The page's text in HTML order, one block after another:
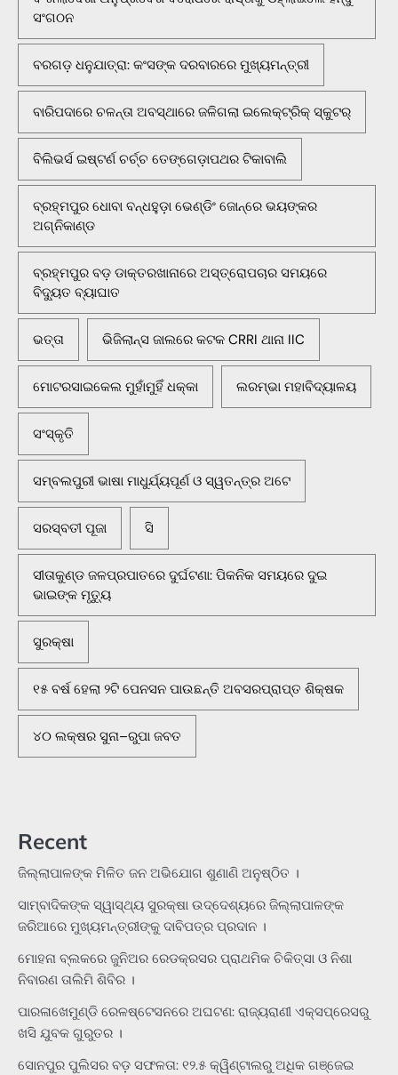
ସଂଗଠନ
ବରଗଡ଼ ଧନୁଯାତ୍ରା: କଂସଙ୍କ ଦରବାରରେ ମୁଖ୍ୟମନ୍ତ୍ରୀ
ବାରିପଦାରେ ଚଳନ୍ତା ଅବସ୍ଥାରେ ଜଳିଗଲା ଇଲେକ୍ଟ୍ରିକ୍ ସ୍କୁଟର୍
ବିଲିଭର୍ସ ଇଷ୍ଟର୍ଣ ଚର୍ଚ୍ଚ ତେଙ୍ଗେଡ଼ାପଥର ଟିକାବାଲି
ବ୍ରହ୍ମପୁର ଧୋବା ବନ୍ଧହୁଡ଼ା ଭେଣ୍ଡିଂ ଜୋନ୍‌ରେ ଭୟଙ୍କର
ଅଗ୍ନିକାଣ୍ଡ
ବ୍ରହ୍ମପୁର ବଡ଼ ଡାକ୍ତରଖାନାରେ ଅସ୍ତ୍ରୋପଚାର ସମୟରେ
ବିଦ୍ୟୁତ ବ୍ୟାଘାତ
ଭତ୍ତା ଭିଜିଲାନ୍ସ ଜାଲରେ କଟକ CRRI ଥାନା IIC
ମୋଟରସାଇକେଲ ମୁହାଁମୁହିଁ ଧକ୍କା ଲରମ୍ଭା ମହାବିଦ୍ୟାଳୟ
ସଂସ୍କୃତି
ସମ୍ବଲପୁରୀ ଭାଷା ମାଧୁର୍ଯ୍ୟପୂର୍ଣ ଓ ସ୍ୱତନ୍ତ୍ର ଅଟେ
ସରସ୍ବତୀ ପୂଜା ସି
ସୀତାକୁଣ୍ଡ ଜଳପ୍ରପାତରେ ଦୁର୍ଘଟଣା: ପିକନିକ ସମୟରେ ଦୁଇ
ଭାଇଙ୍କ ମୃତ୍ୟୁ
ସୁରକ୍ଷା
୧୫ ବର୍ଷ ହେଲା ୨ଟି ପେନସନ ପାଉଛନ୍ତି ଅବସରପ୍ରାପ୍ତ ଶିକ୍ଷକ
୪୦ ଲକ୍ଷର ସୁନା–ରୁପା ଜବତ
Recent
ଜିଲ୍ଲାପାଳଙ୍କ ମିଳିତ ଜନ ଅଭିଯୋଗ ଶୁଣାଣି ଅନୁଷ୍ଠିତ ।
ସାମ୍ବାଦିକଙ୍କ ସ୍ୱାସ୍ଥ୍ୟ ସୁରକ୍ଷା ଉଦ୍ଦେଶ୍ୟରେ ଜିଲ୍ଲାପାଳଙ୍କ
ଜରିଆରେ ମୁଖ୍ୟମନ୍ତ୍ରୀଙ୍କୁ ଦାବିପତ୍ର ପ୍ରଦାନ ।
ମୋହନା ବ୍ଲକରେ ଜୁନିଅର ରେଡକ୍ରସର ପ୍ରାଥମିକ ଚିକିତ୍ସା ଓ ନିଶା
ନିବାରଣ ତାଲିମି ଶିବିର ।
ପାରଳାଖେମୁଣ୍ଡି ରେଳଷ୍ଟେସନରେ ଅଘଟଣ: ରାଜ୍ୟରାଣୀ ଏକ୍ସପ୍ରେସରୁ
ଖସି ଯୁବକ ଗୁରୁତର ।
ସୋନପୁର ପୁଲିସର ବଡ଼ ସଫଳତା: ୧୨.୫ କ୍ୱିଣ୍ଟାଲରୁ ଅଧିକ ଗଞ୍ଜେଇ